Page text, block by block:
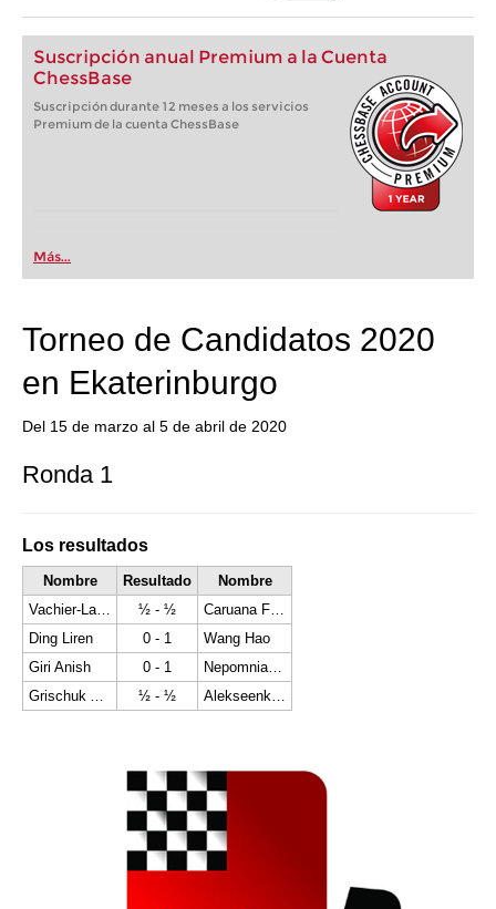
Suscripción anual Premium a la Cuenta
ChessBase
Suscripción durante 12 meses a los servicios
Premium de la cuenta ChessBase
Más...
Torneo de Candidatos 2020
en Ekaterinburgo
Del 15 de marzo al 5 de abril de 2020
Ronda 1
Los resultados
Nombre Resultado
Nombre
Vachier-Lagrave Maxime
½ - ½
Caruana Fabiano
Ding Liren
0 - 1
Wang Hao
Giri Anish
0 - 1
Nepomniachtchi Ian
Grischuk Alexander
½ - ½ Alekseenko Kirill